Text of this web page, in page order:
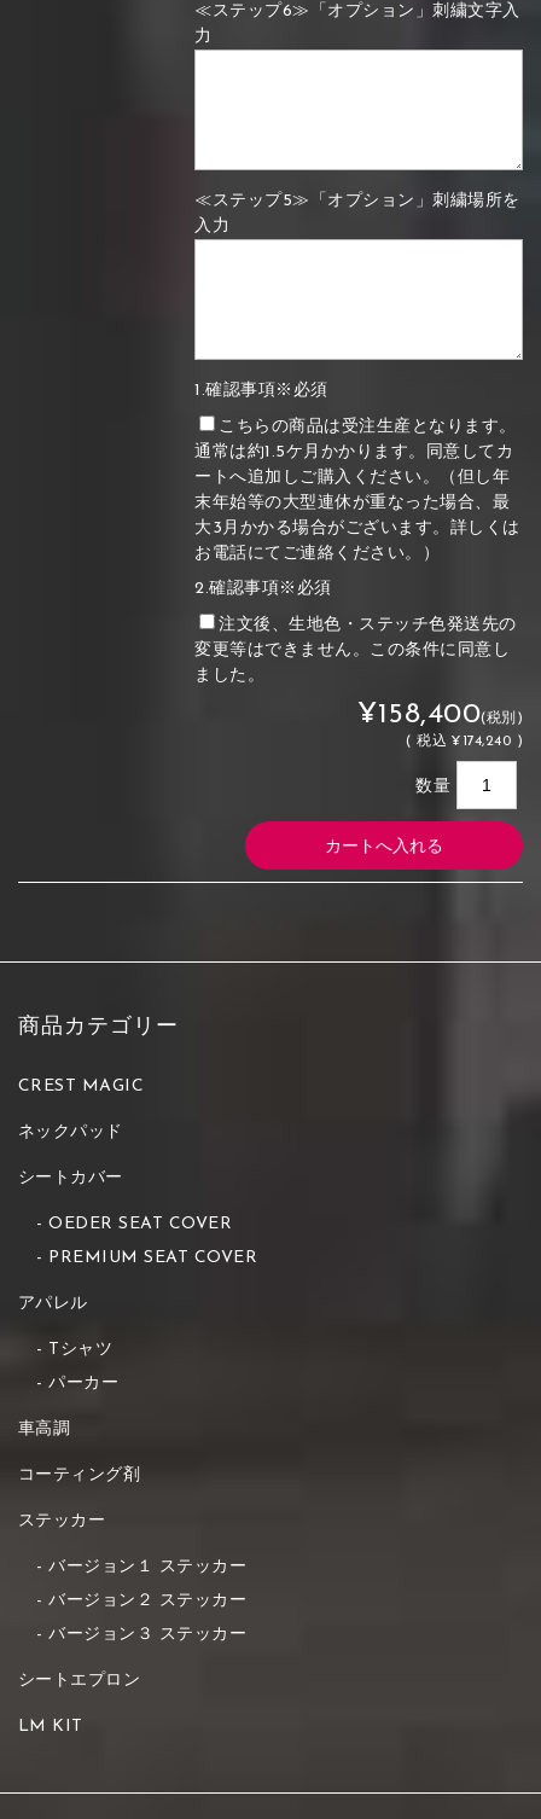
≪ステップ6≫「オプション」刺繍文字入
力
≪ステップ5≫「オプション」刺繍場所を
入力
1.確認事項※必須
こちらの商品は受注生産となります。
通常は約1.5ケ月かかります。同意してカ
ートへ追加しご購入ください。（但し年
末年始等の大型連休が重なった場合、最
大3月かかる場合がございます。詳しくは
お電話にてご連絡ください。）
2.確認事項※必須
注文後、生地色・ステッチ色発送先の
変更等はできません。この条件に同意し
ました。
¥158,400(税別)
(税込 ¥174,240 )
数量
商品カテゴリー
CREST MAGIC
ネックパッド
シートカバー
OEDER SEAT COVER
PREMIUM SEAT COVER
アパレル
Tシャツ
パーカー
車高調
コーティング剤
ステッカー
バージョン１ ステッカー
バージョン２ ステッカー
バージョン３ ステッカー
シートエプロン
LM KIT